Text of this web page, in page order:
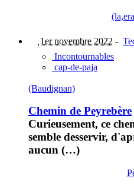
1er novembre 2022 -
Incontournables
cap-de-paja
(Baudignan)
Chemin de Peyrebère
Curieusement, ce
semble desservir,
aucun (…)